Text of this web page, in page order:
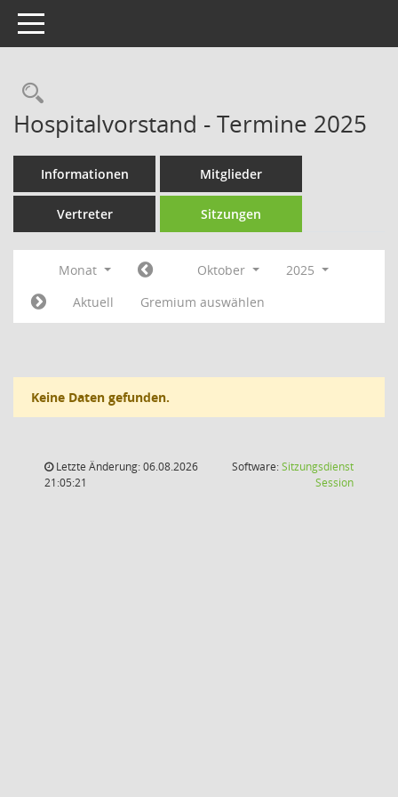
Toggle navigation
Rechercheauswahl
Hospitalvorstand - Termine 2025
Informationen Mitglieder
Vertreter Sitzungen
Monat Oktober
2025
Aktuell
Gremium auswählen
Keine Daten gefunden.
Letzte Änderung: 06.08.2026
21:05:21
Software:Sitzungsdienst
Session(Wird in